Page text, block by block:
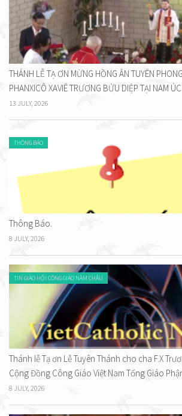
THÁNH LỄ TẠ ƠN MỪNG HỒNG ÂN TUYÊN
PHANXICÔ XAVIÊ TRƯƠNG BỬU DIỆP TẠI NAM ÚC.
13 JULY, 2026
THÔNG BÁO
Thông Báo.
8 JULY, 2026
TIN GIÁO HỘI CÔNG GIÁO NĂM CHÂU
Thánh lễ Tạ ơn Lễ Tuyên Thánh cho cha F.X
Cộng Đồng Công Giáo Việt Nam Tổng Giáo
8 JULY, 2026